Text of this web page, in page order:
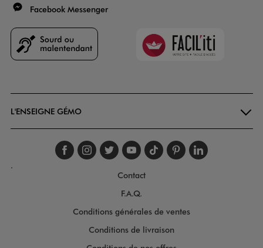
Facebook Messenger
Faciliti
L'ENSEIGNE GÉMO
Suivez-nous sur
Suivez-nous sur
Suivez-nous sur
Suivez-nous
Suivez-nous
Suivez-
.
Contact
F.A.Q.
Conditions générales de ventes
Conditions de livraison